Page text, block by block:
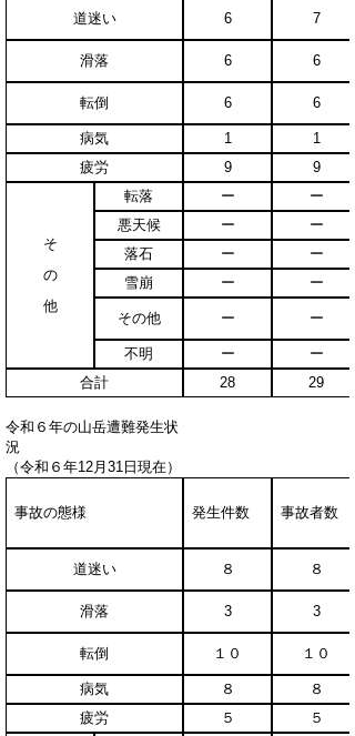
道迷い 6 7
滑落 6 6
転倒 6 6
病気 1
1
疲労
9 9
そ
の
他
転落 ー
ー
悪天候
ー
ー
落石
ー
ー
雪崩
ー ー
その他 ー ー
不明 ー
ー
合計
28 29
令和６年の山岳遭難発生状
（令和６年12月31日現在）
事故の態様 発生件数 事故者数
道迷い ８ ８
滑落 3 3
転倒 １０ １０
病気 ８
８
疲労
５ ５